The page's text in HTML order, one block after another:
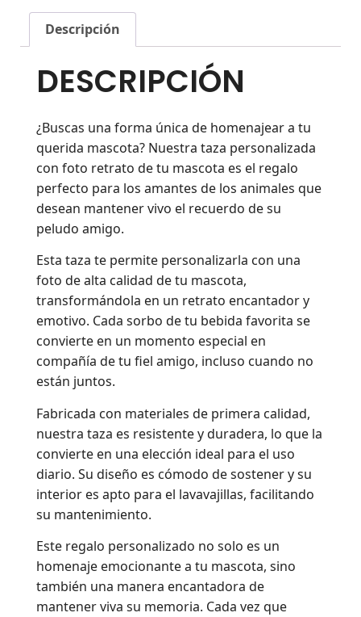
Descripción
DESCRIPCIÓN
¿Buscas una forma única de homenajear a tu
querida mascota? Nuestra taza personalizada
con foto retrato de tu mascota es el regalo
perfecto para los amantes de los animales que
desean mantener vivo el recuerdo de su
peludo amigo.
Esta taza te permite personalizarla con una
foto de alta calidad de tu mascota,
transformándola en un retrato encantador y
emotivo. Cada sorbo de tu bebida favorita se
convierte en un momento especial en
compañía de tu fiel amigo, incluso cuando no
están juntos.
Fabricada con materiales de primera calidad,
nuestra taza es resistente y duradera, lo que la
convierte en una elección ideal para el uso
diario. Su diseño es cómodo de sostener y su
interior es apto para el lavavajillas, facilitando
su mantenimiento.
Este regalo personalizado no solo es un
homenaje emocionante a tu mascota, sino
también una manera encantadora de
mantener viva su memoria. Cada vez que